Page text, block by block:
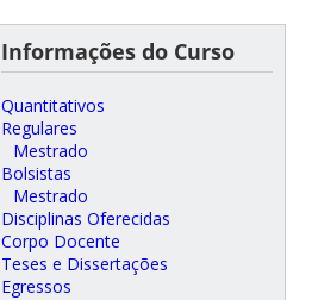
Informações do Curso
Quantitativos
Regulares
Mestrado
Bolsistas
Mestrado
Disciplinas Oferecidas
Corpo Docente
Teses e Dissertações
Egressos